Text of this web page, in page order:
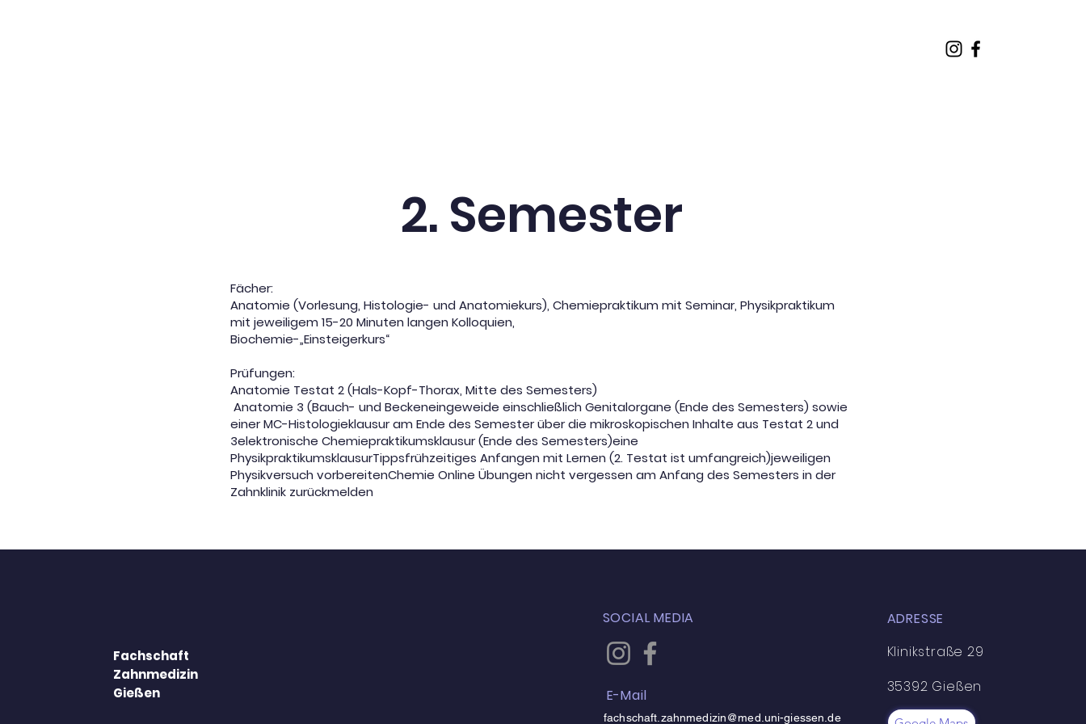
2. Semester
Fächer:
Anatomie (Vorlesung, Histologie- und Anatomiekurs), Chemiepraktikum mit Seminar, Physikpraktikum
mit jeweiligem 15-20 Minuten langen Kolloquien,
Biochemie-„Einsteigerkurs“
Prüfungen:
Anatomie Testat 2 (Hals-Kopf-Thorax, Mitte des Semesters)
Anatomie 3 (Bauch- und Beckeneingeweide einschließlich Genitalorgane (Ende des Semesters) sowie
einer MC-Histologieklausur am Ende des Semester über die mikroskopischen Inhalte aus Testat 2 und
3elektronische Chemiepraktikumsklausur (Ende des Semesters)eine
PhysikpraktikumsklausurTippsfrühzeitiges Anfangen mit Lernen (2. Testat ist umfangreich)jeweiligen
Physikversuch vorbereitenChemie Online Übungen nicht vergessen am Anfang des Semesters in der
Zahnklinik zurückmelden
Fachschaft
Zahnmedizin
Gießen
SOCIAL MEDIA
E-Mail
ADRESSE
Klinikstraße 29
35392 Gießen
fachschaft.zahnmedizin@med.uni-giessen.de